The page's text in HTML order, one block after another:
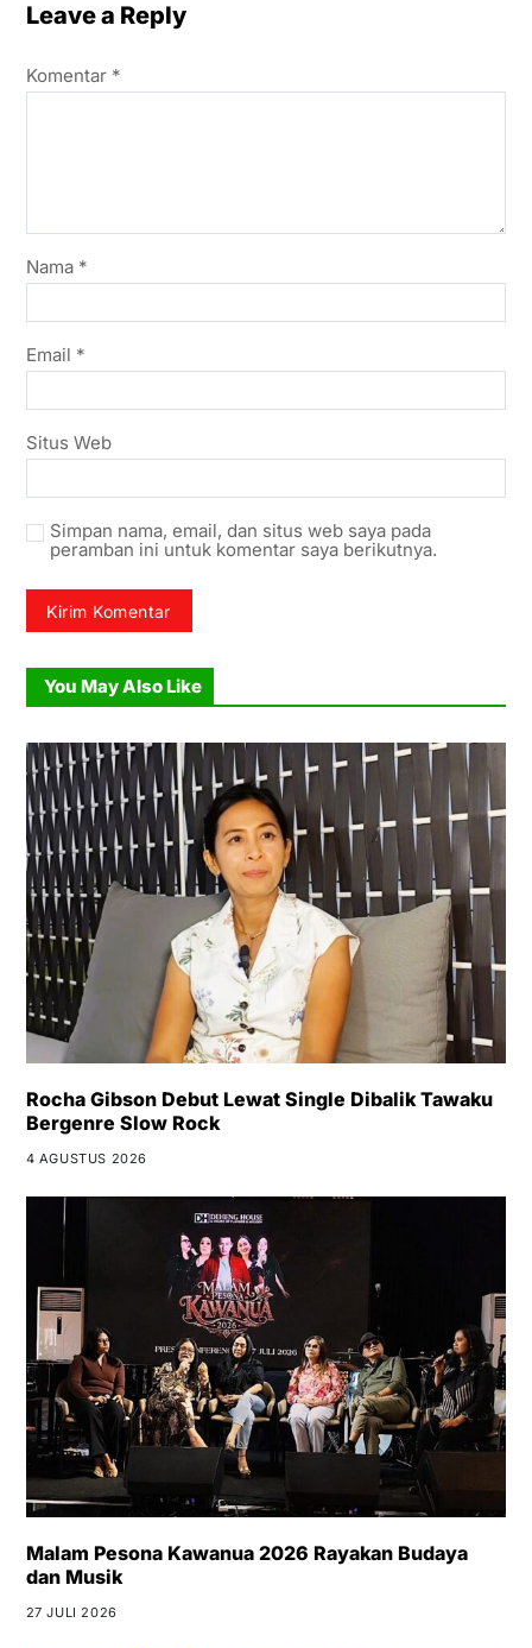
Leave a Reply
Komentar *
Nama *
Email *
Situs Web
Simpan nama, email, dan situs web saya pada
peramban ini untuk komentar saya berikutnya.
You May Also Like
Rocha Gibson Debut Lewat Single Dibalik Tawaku
Bergenre Slow Rock
4 AGUSTUS 2026
Malam Pesona Kawanua 2026 Rayakan Budaya
dan Musik
27 JULI 2026